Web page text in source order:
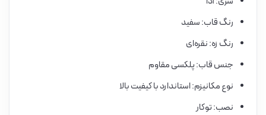
رنگ قاب: سفید
رنگ زه: نقره‌ای
جنس قاب: پلکسی مقاوم
نوع مکانیزم: استاندارد با کیفیت بالا
نصب: توکار